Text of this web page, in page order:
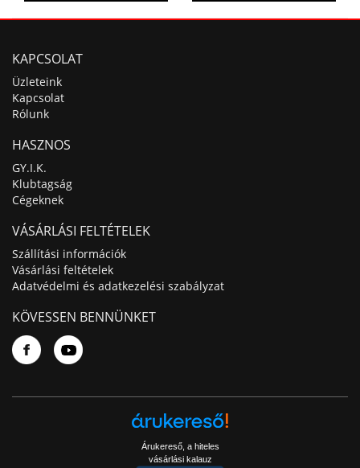
KAPCSOLAT
Üzleteink
Kapcsolat
Rólunk
HASZNOS
GY.I.K.
Klubtagság
Cégeknek
VÁSÁRLÁSI FELTÉTELEK
Szállítási információk
Vásárlási feltételek
Adatvédelmi és adatkezelési szabályzat
KÖVESSEN BENNÜNKET
Árukereső, a hiteles
vásárlási kalauz